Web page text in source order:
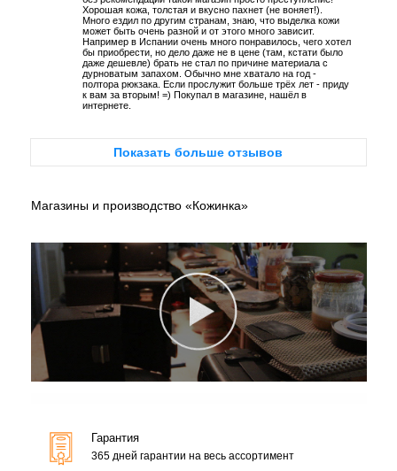
Хорошая кожа, толстая и вкусно пахнет (не воняет!).
Много ездил по другим странам, знаю, что выделка кожи
может быть очень разной и от этого много зависит.
Например в Испании очень много понравилось, чего хотел
бы приобрести, но дело даже не в цене (там, кстати было
даже дешевле) брать не стал по причине материала с
дурноватым запахом. Обычно мне хватало на год -
полтора рюкзака. Если прослужит больше трёх лет - приду
к вам за вторым! =) Покупал в магазине, нашёл в
интернете.
Показать больше отзывов
Магазины и производство «Кожинка»
Гарантия
365 дней гарантии на весь ассортимент